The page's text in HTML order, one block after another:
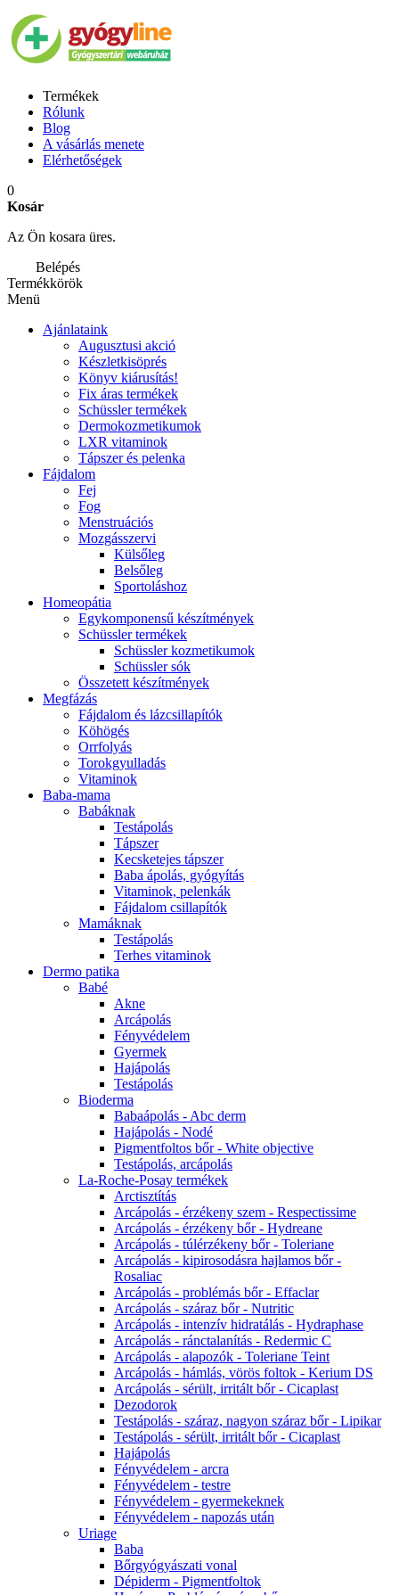
Termékek
Rólunk
Blog
A vásárlás menete
Elérhetőségek
0
Kosár
Az Ön kosara üres.
Belépés
Termékkörök
Menü
Ajánlataink
Augusztusi akció
Készletkisöprés
Könyv kiárusítás!
Fix áras termékek
Schüssler termékek
Dermokozmetikumok
LXR vitaminok
Tápszer és pelenka
Fájdalom
Fej
Fog
Menstruációs
Mozgásszervi
Külsőleg
Belsőleg
Sportoláshoz
Homeopátia
Egykomponensű készítmények
Schüssler termékek
Schüssler kozmetikumok
Schüssler sók
Összetett készítmények
Megfázás
Fájdalom és lázcsillapítók
Köhögés
Orrfolyás
Torokgyulladás
Vitaminok
Baba-mama
Babáknak
Testápolás
Tápszer
Kecsketejes tápszer
Baba ápolás, gyógyítás
Vitaminok, pelenkák
Fájdalom csillapítók
Mamáknak
Testápolás
Terhes vitaminok
Dermo patika
Babé
Akne
Arcápolás
Fényvédelem
Gyermek
Hajápolás
Testápolás
Bioderma
Babaápolás - Abc derm
Hajápolás - Nodé
Pigmentfoltos bőr - White objective
Testápolás, arcápolás
La-Roche-Posay termékek
Arctisztítás
Arcápolás - érzékeny szem - Respectissime
Arcápolás - érzékeny bőr - Hydreane
Arcápolás - túlérzékeny bőr - Toleriane
Arcápolás - kipirosodásra hajlamos bőr -
Rosaliac
Arcápolás - problémás bőr - Effaclar
Arcápolás - száraz bőr - Nutritic
Arcápolás - intenzív hidratálás - Hydraphase
Arcápolás - ránctalanítás - Redermic C
Arcápolás - alapozók - Toleriane Teint
Arcápolás - hámlás, vörös foltok - Kerium DS
Arcápolás - sérült, irritált bőr - Cicaplast
Dezodorok
Testápolás - száraz, nagyon száraz bőr - Lipikar
Testápolás - sérült, irritált bőr - Cicaplast
Hajápolás
Fényvédelem - arcra
Fényvédelem - testre
Fényvédelem - gyermekeknek
Fényvédelem - napozás után
Uriage
Baba
Bőrgyógyászati vonal
Dépiderm - Pigmentfoltok